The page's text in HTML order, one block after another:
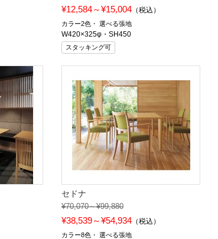
¥12,584～¥15,004 （税込）
カラー2色 選べる張地
W420×325φ・SH450
スタッキング可
セドナ
¥70,070～¥99,880
¥38,539～¥54,934 （税込）
カラー8色 選べる張地